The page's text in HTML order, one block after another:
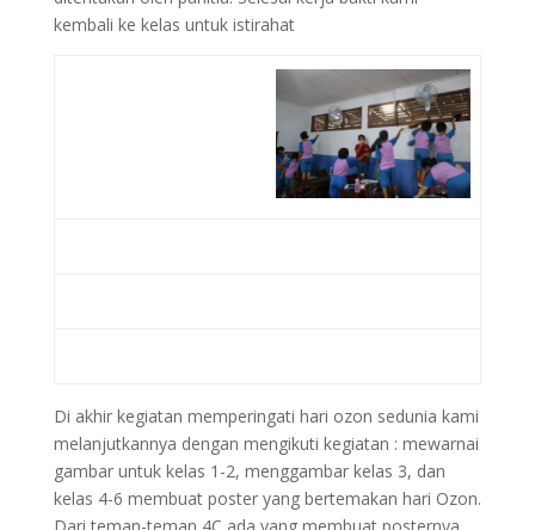
kembali ke kelas untuk istirahat
Di akhir kegiatan memperingati hari ozon sedunia kami
melanjutkannya dengan mengikuti kegiatan : mewarnai
gambar untuk kelas 1-2, menggambar kelas 3, dan
kelas 4-6 membuat poster yang bertemakan hari Ozon.